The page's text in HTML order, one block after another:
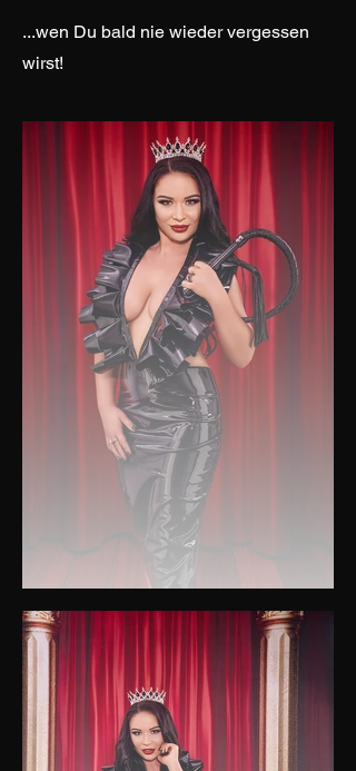
...wen Du bald nie wieder vergessen
wirst!